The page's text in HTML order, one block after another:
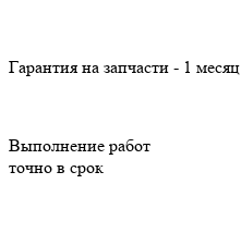
Гарантия на запчасти - 1 месяц
Выполнение работ
точно в срок